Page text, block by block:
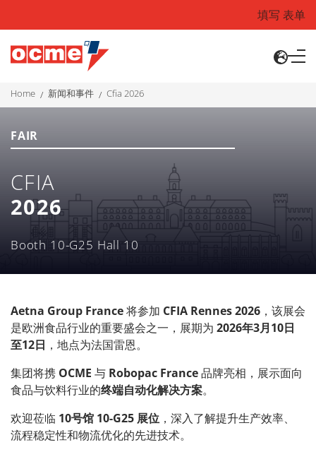
填写 表单
home 新闻和事件 cfia 2026
FAIR
CFIA
2026
Booth 10-G25 Hall 10
Aetna Group France将参加 CFIA Rennes 2026 ，该展会
是欧洲食品行业的重要盛会之一，展期为 2026年3月10日
至12日 ，地点为法国雷恩。
集团将携 OCME 与 Robopac France品牌亮相，展示面向
食品与饮料行业的终端自动化解决方案。
欢迎莅临 10号馆 10-G25 展位 ，深入了解提升生产效率、
流程稳定性和物流优化的先进技术。